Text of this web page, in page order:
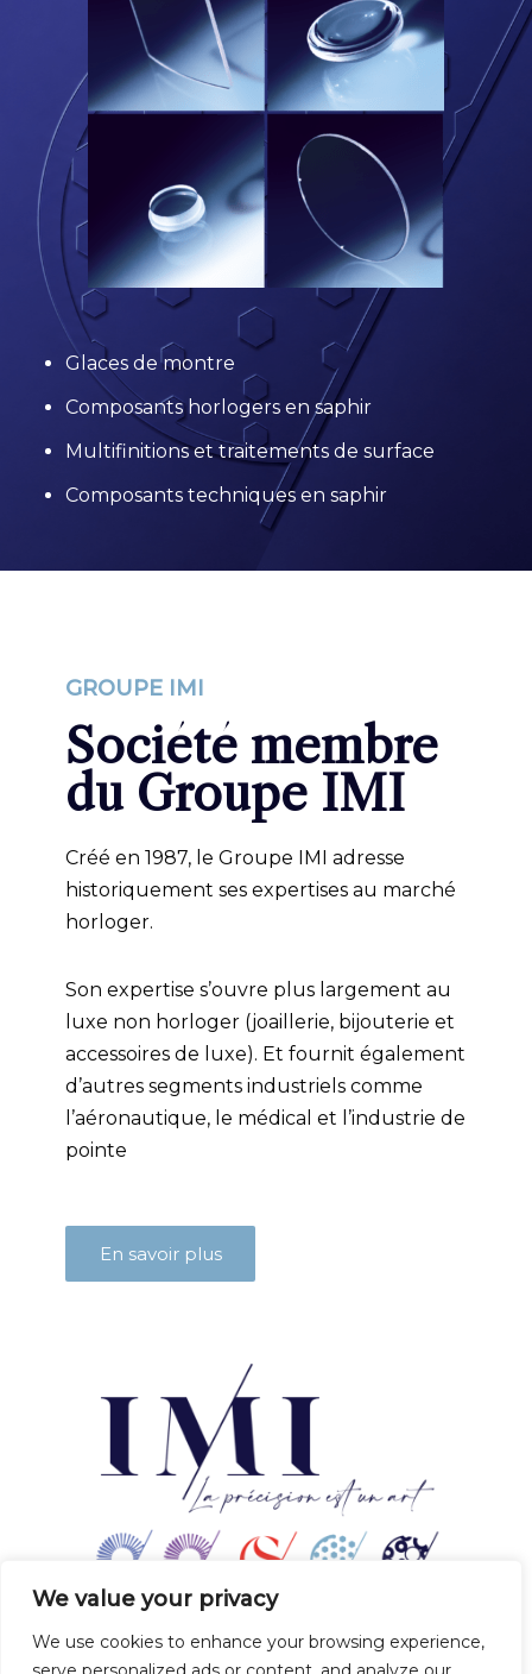
We value your privacy
We use cookies to enhance your browsing experience,
Glaces de montre
Composants horlogers en saphir
Multifinitions et traitements de surface
Composants techniques en saphir
GROUPE IMI
Société membre
du Groupe IMI
Créé en 1987, le Groupe IMI adresse
historiquement ses expertises au marché
horloger.
Son expertise s’ouvre plus largement au
luxe non horloger (joaillerie, bijouterie et
accessoires de luxe). Et fournit également
d’autres segments industriels comme
l’aéronautique, le médical et l’industrie de
pointe
En savoir plus